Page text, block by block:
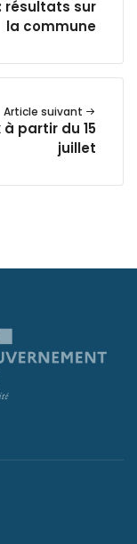
résultats sur
la commune
Article suivant
partir du 15
juillet